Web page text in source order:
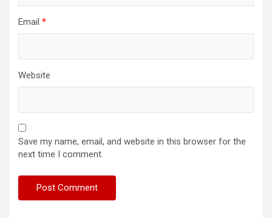
Email *
Website
Save my name, email, and website in this browser for the
next time I comment.